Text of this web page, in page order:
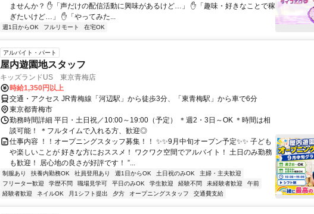
ませんか？ ✋「声だけの配信活動に興味があるけど…」 ✋「趣味・好きなことで稼
ぎたいけど…」 ✋「やってみた...
週1日からOK フルリモート 在宅OK
アルバイト・パート
屋内遊園地スタッフ
キッズランドUS 東京青梅店
時給1,350円以上
交通・アクセス JR青梅線「河辺駅」から徒歩3分、「東青梅駅」から車で6分
東京都青梅市
勤務時間詳細 平日・土日祝／10:00～19:00（予定） ＊週2・3日～OK ＊時間は相
談可能！ ＊フルタイムで入れる方、歓迎◎
仕事内容 ！！オープニングスタッフ募集！！ ✨✨9月中旬オープン予定✨✨ 子ども
や楽しいことが 好きな方におススメ！ ワクワク空間でアルバイト！ 土日のみ勤務
も歓迎！ 居心地の良さが好評です！ ”...
制服あり 扶養内勤務OK 社員登用あり 週1日からOK 土日祝のみOK
主婦・主夫歓迎
フリーター歓迎
学歴不問 職場見学可 平日のみOK 学生歓迎 経験不問 未経験者歓迎
午前
経験者歓迎
ネイルOK 月1シフト提出 夕方 オープニングスタッフ 交通費支給